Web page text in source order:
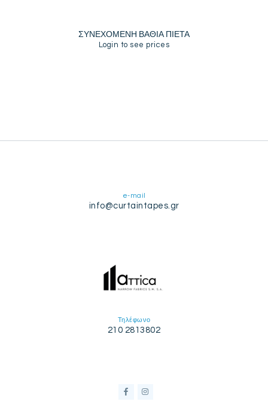
ΣΥΝΕΧΟΜΕΝΗ ΒΑΘΙΑ ΠΙΕΤΑ
Login to see prices
e-mail
info@curtaintapes.gr
Τηλέφωνο
210 2813802